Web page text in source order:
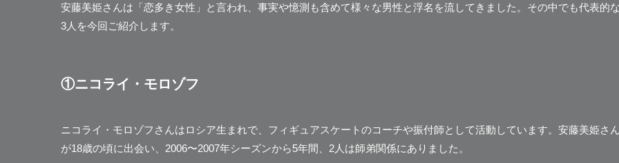
安藤美姫さんは「恋多き女性」と言われ、事実や憶測も含めて様々な男性と浮名を流してきました。その中でも代表的
3人を今回ご紹介します。
①ニコライ・モロゾフ
ニコライ・モロゾフさんはロシア生まれで、フィギュアスケートのコーチや振付師として活動しています。安藤美姫さ
が18歳の頃に出会い、2006〜2007年シーズンから5年間、2人は師弟関係にありました。